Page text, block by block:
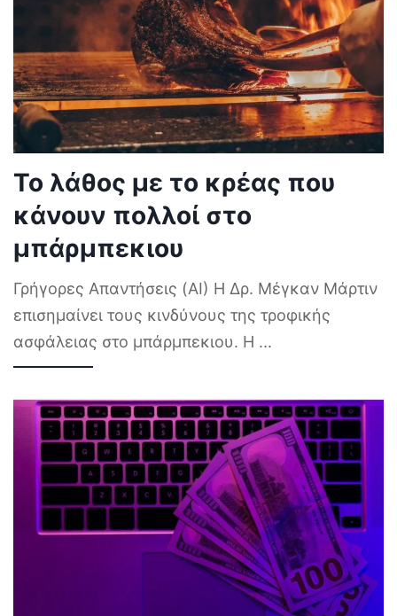
Το λάθος με το κρέας που
κάνουν πολλοί στο
μπάρμπεκιου
Γρήγορες Απαντήσεις (AI) Η Δρ. Μέγκαν Μάρτιν
επισημαίνει τους κινδύνους της τροφικής
ασφάλειας στο μπάρμπεκιου. Η ...